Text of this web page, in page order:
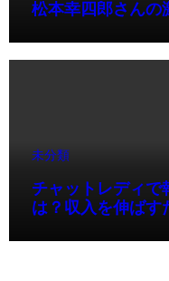
松本幸四郎さんの
未分類
チャットレディで
は？収入を伸ばす